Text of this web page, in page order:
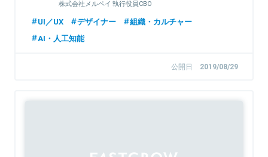
株式会社メルペイ 執行役員CBO
UI／UX デザイナー
組織・カルチャー
AI・人工知能
公開日 2019/08/29